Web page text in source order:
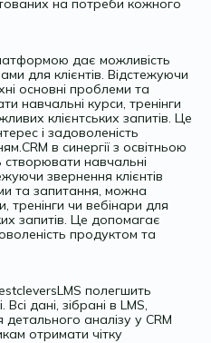
на потреби кожного
дає можливість
для клієнтів. Відстежуючи
основні проблеми та
навчальні курси, тренінги
клієнтських запитів. Це
і задоволеність
в синергії з освітньою
навчальні
звернення клієнтів
та запитання, можна
тренінги чи вебінари для
запитів. Це допомагає
продуктом та
полегшить
дані, зібрані в LMS,
аналізу у CRM
отримати чітку